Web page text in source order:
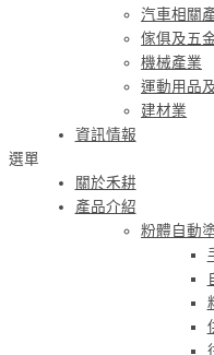
汽車相關
傢俱及五
機械產業
運動用品
建材業
資訊情報
選單
關於禾耕
產品介紹
粉體自動